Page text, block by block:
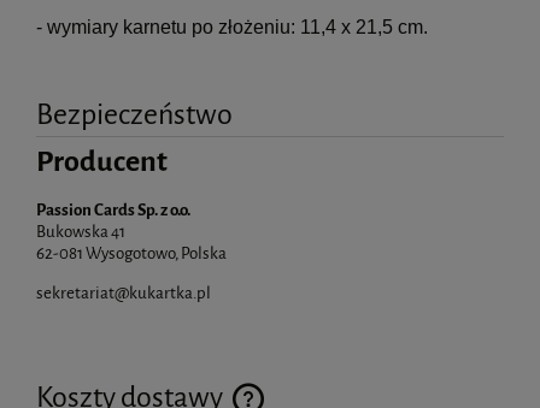
- wymiary karnetu po złożeniu: 11,4 x 21,5 cm.
Bezpieczeństwo
Producent
Passion Cards Sp. z o.o.
Bukowska 41
62-081 Wysogotowo, Polska
sekretariat@kukartka.pl
Koszty dostawy